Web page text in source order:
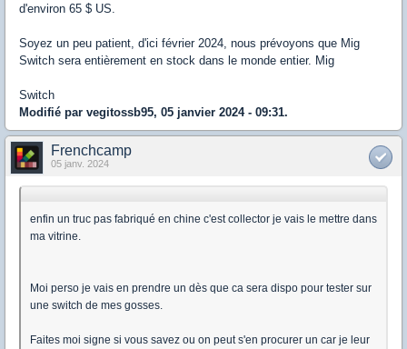
d'environ 65 $ US.
Soyez un peu patient, d'ici février 2024, nous prévoyons que Mig
Switch sera entièrement en stock dans le monde entier. Mig
Switch
Modifié par vegitossb95, 05 janvier 2024 - 09:31.
Frenchcamp
05 janv. 2024
enfin un truc pas fabriqué en chine c'est collector je vais le mettre dans
ma vitrine.
Moi perso je vais en prendre un dès que ca sera dispo pour tester sur
une switch de mes gosses.
Faites moi signe si vous savez ou on peut s'en procurer un car je leur